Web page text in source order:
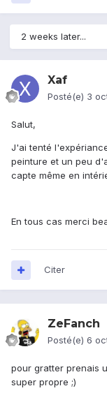
2 weeks later...
Xaf
Posté(e) 3
Salut,
J'ai tenté
peinture et un peu
capte même en
En tous cas merci
Citer
ZeFanch
Posté(e) 6
pour gratter prenais
super propre ;)